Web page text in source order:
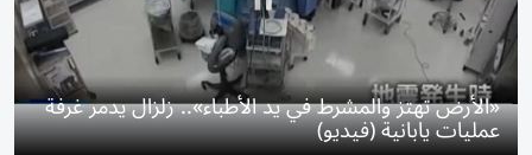
«الأرض تهتز والمشرط في يد الأطباء».. زلزال يدمر غرفة
عمليات يابانية (فيديو)